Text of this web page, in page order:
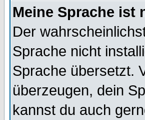
Meine Sprache ist
Der
Sprache nicht
Sprache übersetzt.
überzeugen, dein
kannst du auch